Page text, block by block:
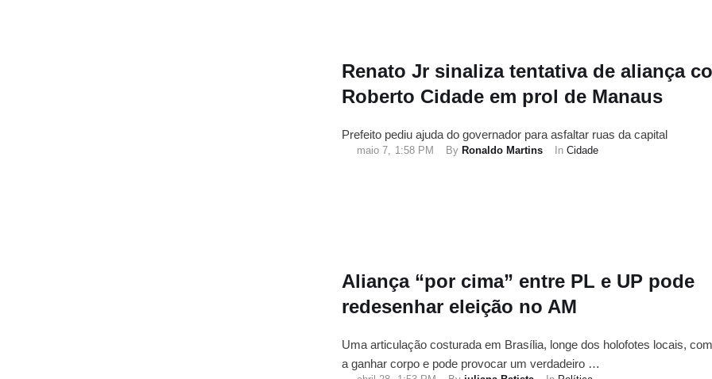
Renato Jr sinaliza tentativa de aliança
Roberto Cidade em prol de Manaus
Prefeito pediu ajuda do governador para asfaltar ruas da capital
maio 7, 1:58 PM By Ronaldo Martins In Cidade
Aliança “por cima” entre PL e UP pode
redesenhar eleição no AM
Uma articulação costurada em Brasília, longe dos holofotes locais,
a ganhar corpo e pode provocar um verdadeiro …